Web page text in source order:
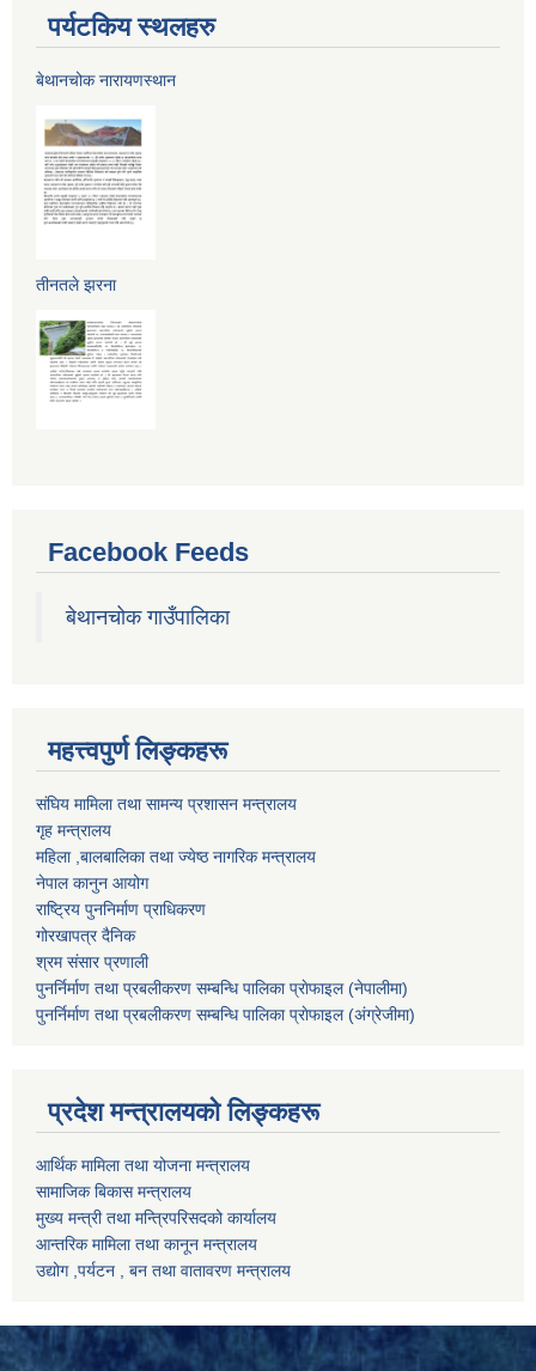
पर्यटकिय स्थलहरु
बेथानचोक नारायणस्थान
तीनतले झरना
Facebook Feeds
बेथानचोक गाउँपालिका
महत्त्वपुर्ण लिङ्कहरू
संघिय मामिला तथा सामन्य प्रशासन मन्त्रालय
गृह मन्त्रालय
महिला ,बालबालिका तथा ज्येष्ठ नागरिक मन्त्रालय
नेपाल कानुन आयोग
राष्ट्रिय पुननिर्माण प्राधिकरण
गोरखापत्र दैनिक
श्रम संसार प्रणाली
पुनर्निर्माण तथा प्रबलीकरण सम्बन्धि पालिका प्राेफाइल (नेपालीमा)
पुनर्निर्माण तथा प्रबलीकरण सम्बन्धि पालिका प्राेफाइल(अंग्रेजीमा)
प्रदेश मन्त्रालयको लिङ्कहरू
आर्थिक मामिला तथा योजना मन्त्रालय
सामाजिक बिकास मन्त्रालय
मुख्य मन्त्री तथा मन्त्रिपरिसदको कार्यालय
आन्तरिक मामिला तथा कानून मन्त्रालय
उद्योग ,पर्यटन , बन तथा वातावरण मन्त्रालय